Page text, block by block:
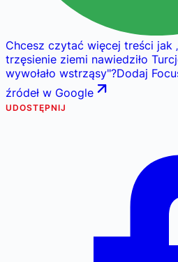
Chcesz czytać więcej treści jak
trzęsienie ziemi nawiedziło
wywołało wstrząsy"?Dodaj
źródeł w Google
UDOSTĘPNIJ